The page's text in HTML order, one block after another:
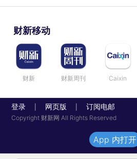
财新移动
财新 财新周刊 Caixin
登录 网页版 订阅电邮
Copyright 财新网 All Rights Reserved
App 内打开